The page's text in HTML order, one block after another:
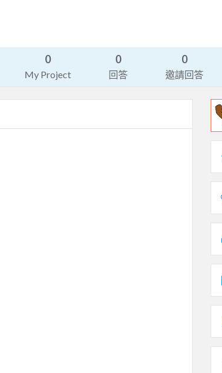
0
My Project
0
回答
0
邀請回答